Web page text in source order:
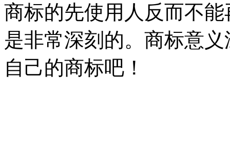
商标的先使用人反而不
是非常深刻的。商标意
自己的商标吧！